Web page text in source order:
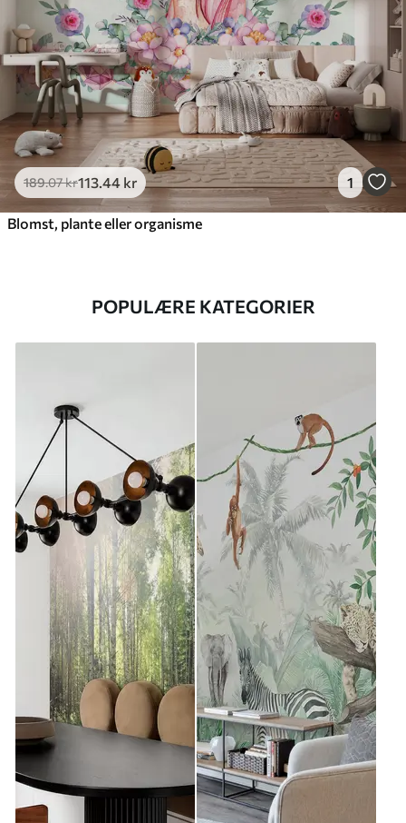
189.07kr113 .44 kr 1
Blomst, plante eller organisme
POPULÆRE KATEGORIER